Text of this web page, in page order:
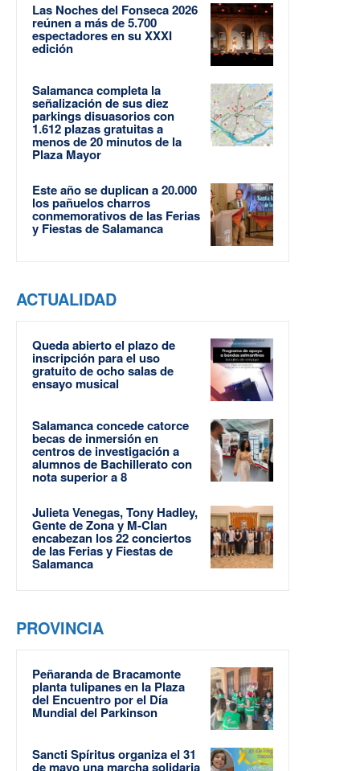
Las Noches del Fonseca 2026
reúnen a más de 5.700
espectadores en su XXXI
edición
Salamanca completa la
señalización de sus diez
parkings disuasorios con
1.612 plazas gratuitas a
menos de 20 minutos de la
Plaza Mayor
Este año se duplican a 20.000
los pañuelos charros
conmemorativos de las Ferias
y Fiestas de Salamanca
ACTUALIDAD
Queda abierto el plazo de
inscripción para el uso
gratuito de ocho salas de
ensayo musical
Salamanca concede catorce
becas de inmersión en
centros de investigación a
alumnos de Bachillerato con
nota superior a 8
Julieta Venegas, Tony Hadley,
Gente de Zona y M-Clan
encabezan los 22 conciertos
de las Ferias y Fiestas de
Salamanca
PROVINCIA
Peñaranda de Bracamonte
planta tulipanes en la Plaza
del Encuentro por el Día
Mundial del Parkinson
Sancti Spíritus organiza el 31
de mayo una marcha solidaria